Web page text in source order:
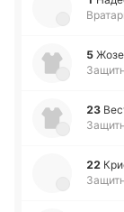
5
23
22